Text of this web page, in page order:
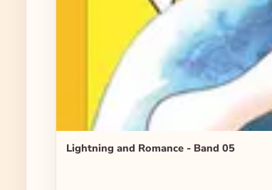
Lightning and Romance - Band 05